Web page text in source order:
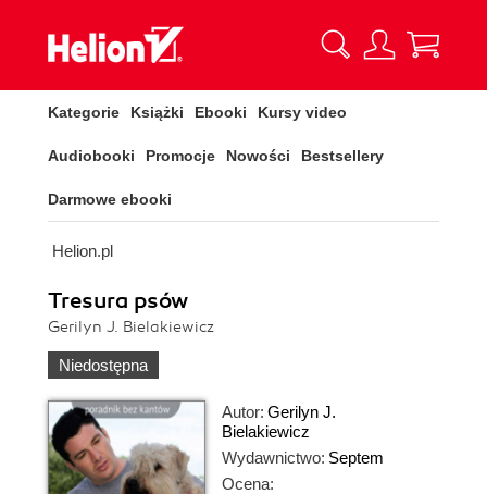
Kategorie Książki Ebooki Kursy video
Audiobooki Promocje Nowości Bestsellery
Darmowe ebooki
Helion.pl
Tresura psów
Gerilyn J. Bielakiewicz
Niedostępna
Autor: Gerilyn J.
Bielakiewicz
Wydawnictwo: Septem
Ocena: